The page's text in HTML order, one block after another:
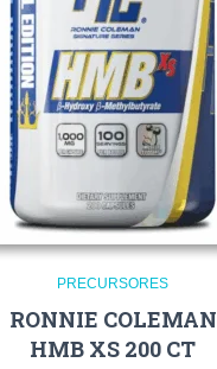
PRECURSORES
RONNIE COLEMAN
HMB XS 200 CT